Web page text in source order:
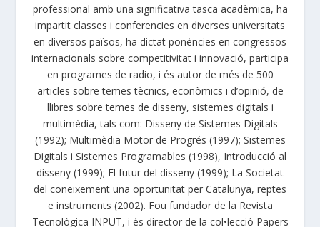
professional amb una significativa tasca acadèmica, ha
impartit classes i conferencies en diverses universitats
en diversos països, ha dictat ponències en congressos
internacionals sobre competitivitat i innovació, participa
en programes de radio, i és autor de més de 500
articles sobre temes tècnics, econòmics i d’opinió, de
llibres sobre temes de disseny, sistemes digitals i
multimèdia, tals com: Disseny de Sistemes Digitals
(1992); Multimèdia Motor de Progrés (1997); Sistemes
Digitals i Sistemes Programables (1998), Introducció al
disseny (1999); El futur del disseny (1999); La Societat
del coneixement una oportunitat per Catalunya, reptes
e instruments (2002). Fou fundador de la Revista
Tecnològica INPUT, i és director de la col•lecció Papers